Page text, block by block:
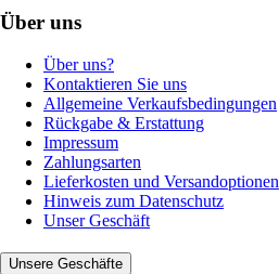
Über uns
Über uns?
Kontaktieren Sie uns
Allgemeine Verkaufsbedingungen
Rückgabe & Erstattung
Impressum
Zahlungsarten
Lieferkosten und Versandoptionen
Hinweis zum Datenschutz
Unser Geschäft
Unsere Geschäfte